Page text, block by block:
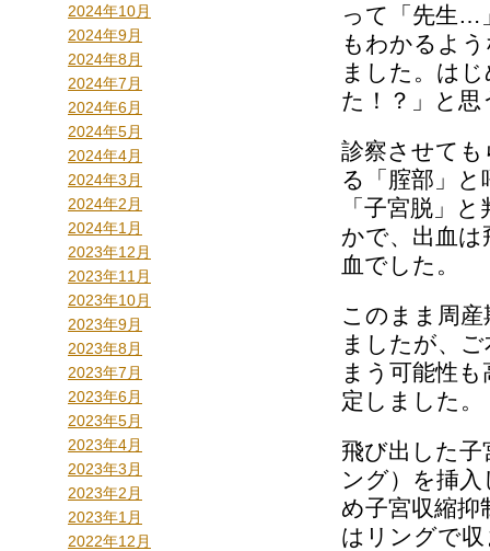
2024年10月
2024年9月
2024年8月
2024年7月
2024年6月
2024年5月
2024年4月
2024年3月
2024年2月
2024年1月
2023年12月
2023年11月
2023年10月
2023年9月
2023年8月
2023年7月
2023年6月
2023年5月
2023年4月
2023年3月
2023年2月
2023年1月
2022年12月
って「先生…
もわかるよ
ました。は
た！？」と
診察させて
る「腟部」
「子宮脱」
かで、出血
血でした。
このまま周
ましたが、
まう可能性
定しました。
飛び出した
ング）を挿
め子宮収縮抑
はリングで